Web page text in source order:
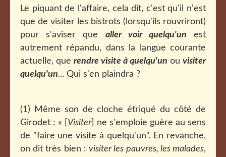
Le piquant de l'affaire, cela dit, c'est qu'il n'est
que de visiter les bistrots (lorsqu'ils rouvriront)
pour s'aviser que aller voir quelqu'un est
autrement répandu, dans la langue courante
actuelle, que rendre visite à quelqu'un ou visiter
quelqu'un... Qui s'en plaindra ?
(1) Même son de cloche étriqué du côté de
Girodet : « [ Visiter] ne s'emploie guère au sens
de "faire une visite à quelqu'un". En revanche,
on dit très bien :visiter les pauvres, les malades,